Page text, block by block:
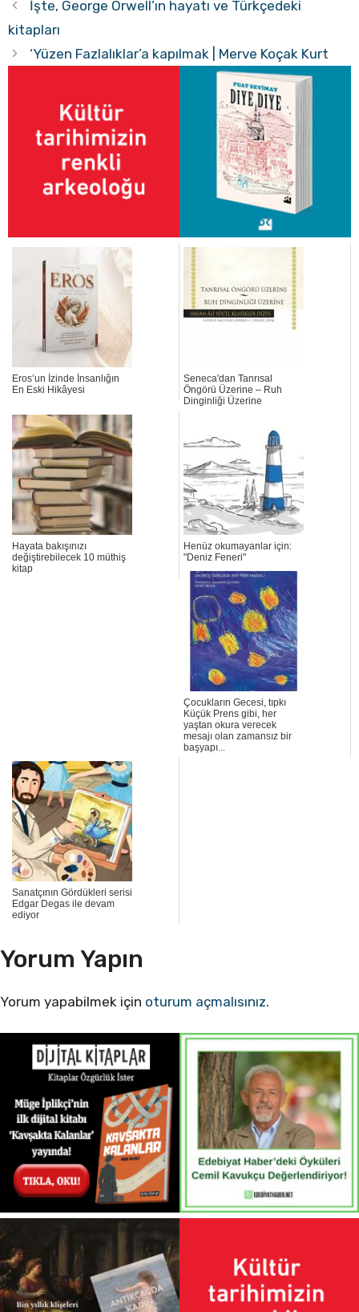
İşte, George Orwell’ın hayatı ve Türkçedeki
kitapları
‘Yüzen Fazlalıklar’a kapılmak | Merve Koçak Kurt
Eros’un İzinde İnsanlığın
En Eski Hikâyesi
Seneca'dan Tanrısal
Öngörü Üzerine – Ruh
Dinginliği Üzerine
Hayata bakışınızı
değiştirebilecek 10 müthiş
kitap
Henüz okumayanlar için:
"Deniz Feneri"
Çocukların Gecesi, tıpkı
Küçük Prens gibi, her
yaştan okura verecek
mesajı olan zamansız bir
başyapı...
Sanatçının Gördükleri serisi
Edgar Degas ile devam
ediyor
Yorum Yapın
Yorum yapabilmek için oturum açmalısınız.